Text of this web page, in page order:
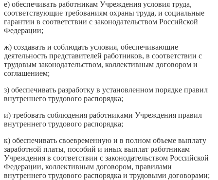
е) обеспечивать работникам Учреждения условия труда,
соответствующие требованиям охраны труда, и социальные
гарантии в соответствии с законодательством Российской
Федерации;
ж) создавать и соблюдать условия, обеспечивающие
деятельность представителей работников, в соответствии с
трудовым законодательством, коллективным договором и
соглашением;
з) обеспечивать разработку в установленном порядке правил
внутреннего трудового распорядка;
и) требовать соблюдения работниками Учреждения правил
внутреннего трудового распорядка;
к) обеспечивать своевременную и в полном объеме выплату
заработной платы, пособий и иных выплат работникам
Учреждения в соответствии с законодательством Российской
Федерации, коллективным договором, правилами
внутреннего трудового распорядка и трудовыми договорами;